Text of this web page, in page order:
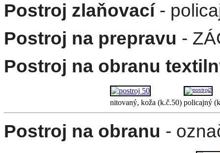
Postroj zlaňovací-
Postroj na prepravu -
Postroj na obranu
nitovaný, koža (k.č.50) policajný
Postroj na obranu -